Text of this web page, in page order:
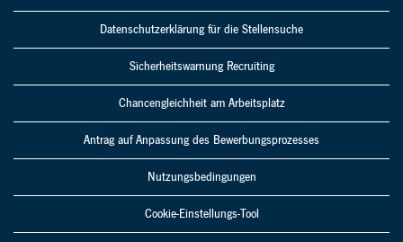
Datenschutzerklärung für die Stellensuche
Sicherheitswarnung Recruiting
Chancengleichheit am Arbeitsplatz
Antrag auf Anpassung des Bewerbungsprozesses
Nutzungsbedingungen
Cookie-Einstellungs-Tool